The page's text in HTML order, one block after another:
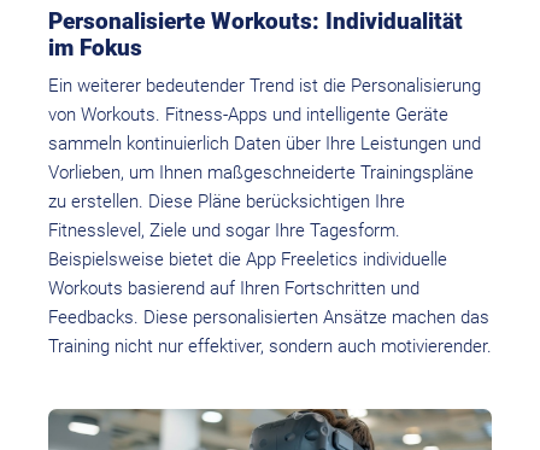
Personalisierte Workouts: Individualität
im Fokus
Ein weiterer bedeutender Trend ist die Personalisierung
von Workouts. Fitness-Apps und intelligente Geräte
sammeln kontinuierlich Daten über Ihre Leistungen und
Vorlieben, um Ihnen maßgeschneiderte Trainingspläne
zu erstellen. Diese Pläne berücksichtigen Ihre
Fitnesslevel, Ziele und sogar Ihre Tagesform.
Beispielsweise bietet die App Freeletics individuelle
Workouts basierend auf Ihren Fortschritten und
Feedbacks. Diese personalisierten Ansätze machen das
Training nicht nur effektiver, sondern auch motivierender.